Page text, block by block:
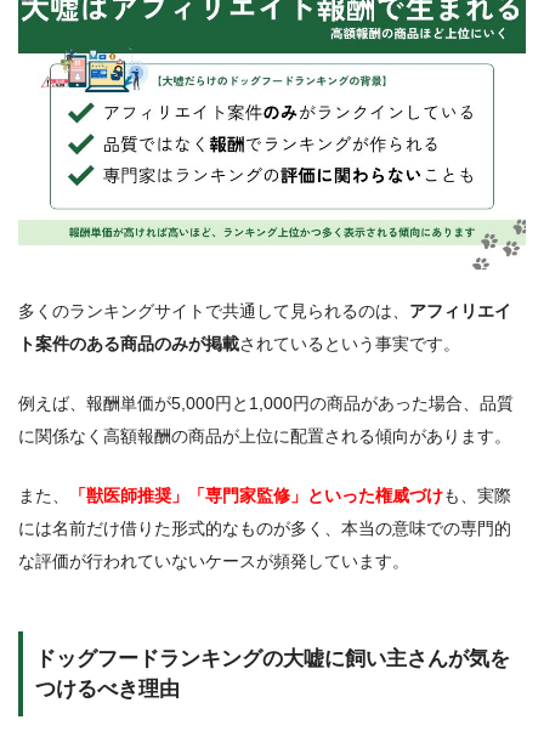
多くのランキングサイトで共通して見られるのは、 アフィリエイ
ト案件のある商品のみが掲載されているという事実です。
例えば、報酬単価が5,000円と1,000円の商品があった場合、品質
に関係なく高額報酬の商品が上位に配置される傾向があります。
また、 「獣医師推奨」「専門家監修」といった権威づけも、実際
には名前だけ借りた形式的なものが多く、本当の意味での専門的
な評価が行われていないケースが頻発しています。
ドッグフードランキングの大嘘に飼い主さんが気を
つけるべき理由